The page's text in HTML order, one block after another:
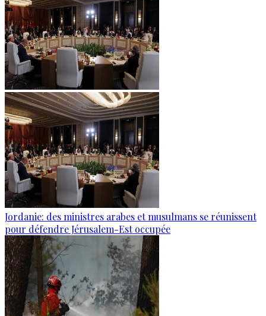
Jordanie: des ministres arabes et musulmans se réunissent
pour défendre Jérusalem-Est occupée